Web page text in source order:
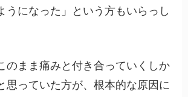
うになった」という方もいらっし
のまま痛みと付き合っていくしか
思っていた方が、根本的な原因に